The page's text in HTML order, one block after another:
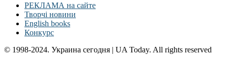
РЕКЛАМА на сайте
Творчі новини
English books
Конкурс
© 1998-2024. Украина сегодня | UA Today. All rights reserved